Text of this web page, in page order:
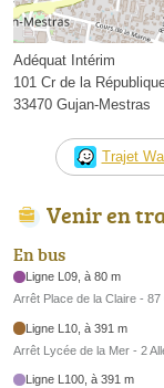
Adéquat Intérim
101 Cr de la
33470 Gujan-Mestras
Trajet
Venir en
En bus
Ligne L09, à 80 m
Arrêt Place de la Claire -
Ligne L10, à 391 m
Arrêt Lycée de la Mer - 2
Ligne L100, à 391 m